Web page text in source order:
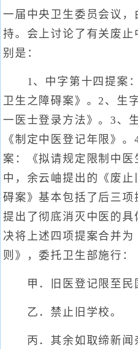
一届中央卫生委员会议
持。会上讨论了有关废
别是：
1、中字第十四提案：
卫生之障碍案》。2、生
一医士登录方法》。3、
《制定中医登记年限》
案：《拟请规定限制中
中，余云岫提出的《废
碍案》基本包括了后三
提出了彻底消灭中医的
决将上述四项提案合并
则》，委托卫生部施行：
甲．旧医登记限至民
乙．禁止旧学校。
丙．其余如取缔新闻